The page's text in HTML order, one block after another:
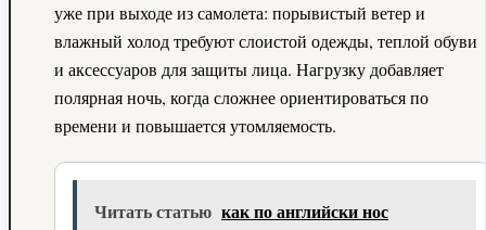
уже при выходе из самолета: порывистый ветер и
влажный холод требуют слоистой одежды, теплой обуви
и аксессуаров для защиты лица. Нагрузку добавляет
полярная ночь, когда сложнее ориентироваться по
времени и повышается утомляемость.
Читать статью как по английски нос